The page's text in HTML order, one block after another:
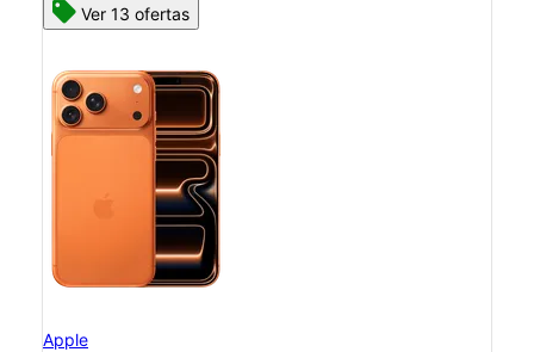
Ver 13 ofertas
Apple